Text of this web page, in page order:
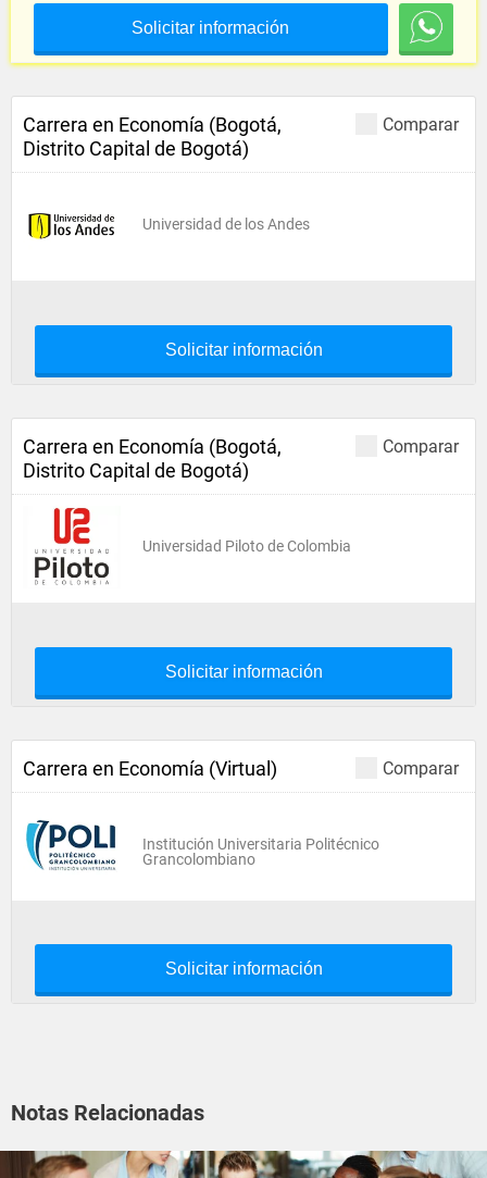
Solicitar información
Comparar
Carrera en Economía (Bogotá,
Distrito Capital de Bogotá)
Universidad de los Andes
Solicitar información
Comparar
Carrera en Economía (Bogotá,
Distrito Capital de Bogotá)
Universidad Piloto de Colombia
Solicitar información
Comparar
Carrera en Economía (Virtual)
Institución Universitaria Politécnico
Grancolombiano
Solicitar información
Notas Relacionadas